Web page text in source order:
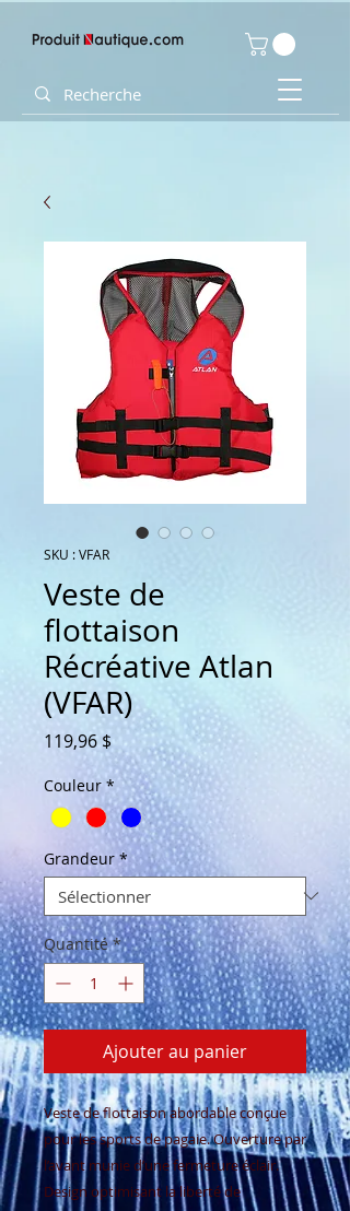
SKU : VFAR
Veste de
flottaison
Récréative Atlan
(VFAR)
119,96 $ Prix
Couleur *
Grandeur *
Quantité *
Ajouter au panier
Veste de flottaison abordable conçue
pour les sports de pagaie. Ouverture par
l’avant munie d’une fermeture éclair.
Design optimisant la liberté de